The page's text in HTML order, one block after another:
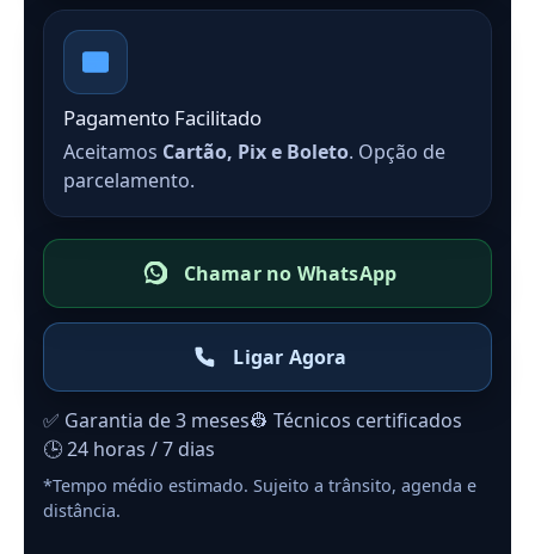
Pagamento Facilitado
Aceitamos Cartão, Pix e Boleto. Opção de
parcelamento.
Chamar no WhatsApp
Ligar Agora
✅ Garantia de 3 meses👷 Técnicos certificados
🕒 24 horas / 7 dias
*Tempo médio estimado. Sujeito a trânsito, agenda e
distância.